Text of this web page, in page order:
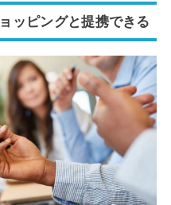
ッピングと提携できる